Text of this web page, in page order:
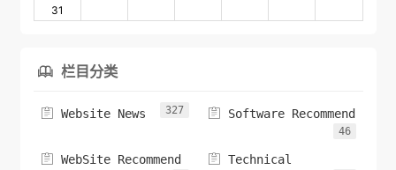
31
 栏目分类
 Website News 327  Software Recommend
46
 WebSite Recommend  Technical